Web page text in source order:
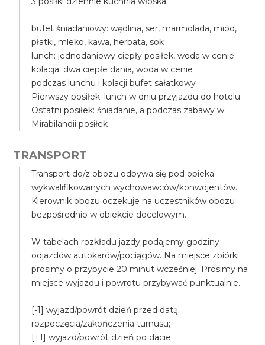
bufet śniadaniowy: wędlina, ser, marmolada, miód,
płatki, mleko, kawa, herbata, sok
lunch: jednodaniowy ciepły posiłek, woda w cenie
kolacja: dwa ciepłe dania, woda w cenie
podczas lunchu i kolacji bufet sałatkowy
Pierwszy posiłek: lunch w dniu przyjazdu do hotelu
Ostatni posiłek: śniadanie, a podczas zabawy w
Mirabilandii posiłek
TRANSPORT
Transport do/z obozu odbywa się pod opieka
wykwalifikowanych wychowawców/konwojentów.
Kierownik obozu oczekuje na uczestników obozu
bezpośrednio w obiekcie docelowym.
W tabelach rozkładu jazdy podajemy godziny
odjazdów autokarów/pociągów. Na miejsce zbiórki
prosimy o przybycie 20 minut wcześniej. Prosimy na
miejsce wyjazdu i powrotu przybywać punktualnie.
[-1] wyjazd/powrót dzień przed datą
rozpoczęcia/zakończenia turnusu;
[+1] wyjazd/powrót dzień po dacie